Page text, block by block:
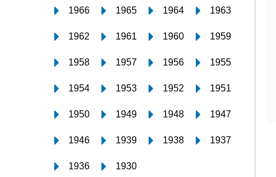
1966 1965 1964 1963
1962 1961 1960 1959
1958 1957 1956 1955
1954 1953 1952 1951
1950 1949 1948 1947
1946 1939 1938 1937
1936 1930